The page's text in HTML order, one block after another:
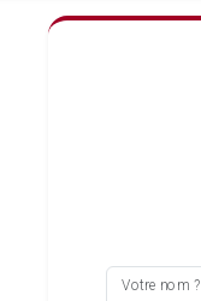
Votre nom ?